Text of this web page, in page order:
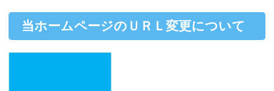
当ホームページのＵＲＬ変更について